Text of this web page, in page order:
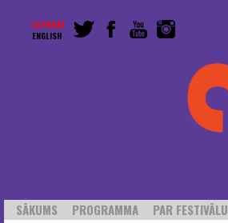
LATVISKI
ENGLISH
SĀKUMS PROGRAMMA PAR FESTIVĀLU